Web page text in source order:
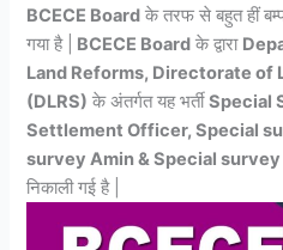
BCECE Board के तरफ से बहुत हीं
गया है |
BCECE Board के द्वारा
Land Reforms, Directorate of
(DLRS) के अंतर्गत यह भर्तीSpecial
Settlement Officer, Special
survey Amin & Special
निकाली गई है |